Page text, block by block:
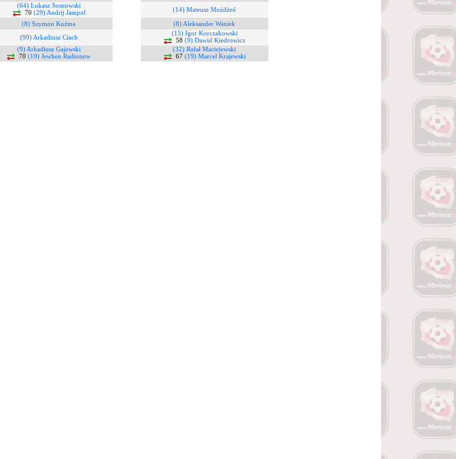
(64) Łukasz Sosnowski
70 (29) Andrij Jampol
(14) Mateusz Możdżeń
(8) Szymon Kuźma
(8) Aleksander Waniek
(99) Arkadiusz Ciach
(15) Igor Korczakowski
58 (9) Dawid Kiedrowicz
(9) Arkadiusz Gajewski
70 (19) Jewhen Radionow
(32) Rafał Maciejewski
67 (19) Marcel Krajewski